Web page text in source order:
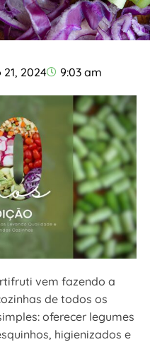
2024 9:03 am
vem fazendo a
de todos os
oferecer legumes
higienizados e